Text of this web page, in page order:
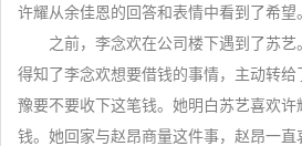
许耀从余佳恩的回答和表情中看到了希望。
之前，李念欢在公司楼下遇到了苏艺
得知了李念欢想要借钱的事情，主动转
豫要不要收下这笔钱。她明白苏艺喜欢
钱。她回家与赵昂商量这件事，赵昂一